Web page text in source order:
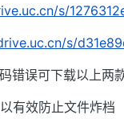
s/
s/
错误可下载以上两
有效防止文件炸档